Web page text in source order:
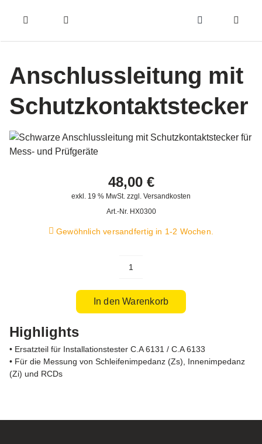
Toggle
Unser Team
Toggle
Toggle
Anschlussleitung mit
Schutzkontaktstecker
48,00 €
exkl. 19 % MwSt. zzgl. Versandkosten
Art.-Nr. HX0300
Gewöhnlich versandfertig in 1-2 Wochen.
Anschlussleitung
Schutzkontaktstecker
Menge
In den Warenkorb
Highlights
• Ersatzteil für Installationstester C.A 6131 / C.A 6133
• Für die Messung von Schleifenimpedanz (Zs), Innenimpedanz
(Zi) und RCDs